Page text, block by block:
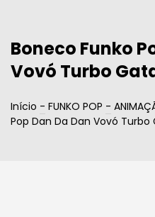
Boneco Funko
Vovó Turbo
Início - FUNKO POP -
Pop Dan Da Dan Vovó Turbo